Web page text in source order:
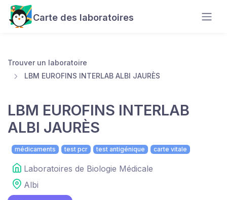
Carte des laboratoires
Trouver un laboratoire
LBM EUROFINS INTERLAB ALBI JAURÈS
LBM EUROFINS INTERLAB
ALBI JAURÈS
médicaments test pcr test antigénique carte vitale
Laboratoires de Biologie Médicale
Albi